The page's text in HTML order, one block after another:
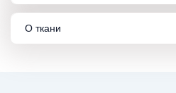
О ткани